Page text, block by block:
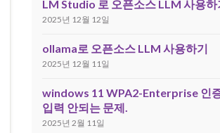
LM Studio 로 오픈소스 LLM 사용하
2025년 12월 12일
ollama로 오픈소스 LLM 사용하기
2025년 12월 11일
windows 11 WPA2-Enterprise 인
입력 안되는 문제.
2025년 2월 11일